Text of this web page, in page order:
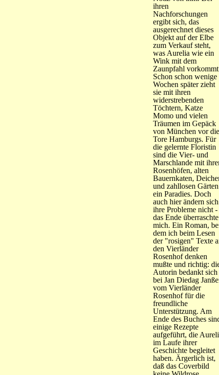
ihren
Nachforschungen
ergibt sich, das
ausgerechnet dieses
Objekt auf der Elbe
zum Verkauf steht,
was Aurelia wie ein
Wink mit dem
Zaunpfahl
Schon schon wenige
Wochen später zieht
sie mit ihren
widerstrebenden
Töchtern, Katze
Momo und vielen
Träumen im Gepäck
von München vor die
Tore Hamburgs. Für
die gelernte Floristin
sind die Vier- und
Marschlande mit
Rosenhöfen, alten
Bauernkaten,
und zahllosen Gärten
ein Paradies. Doch
auch hier ändern sich
ihre Probleme nicht -
das Ende überraschte
mich. Ein Roman,
dem ich beim Lesen
der "rosigen" Texte
den Vierländer
Rosenhof denken
mußte und richtig:
Autorin bedankt sich
bei Jan Diedag
vom Vierländer
Rosenhof für die
freundliche
Unterstützung. Am
Ende des Buches
einige Rezepte
aufgeführt, die
im Laufe ihrer
Geschichte begleitet
haben. Ärgerlich ist,
daß das Coverbild